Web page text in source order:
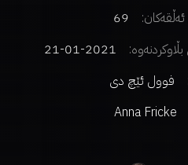
69
2021-01-21
فوول ئێچ دی
Anna Fricke